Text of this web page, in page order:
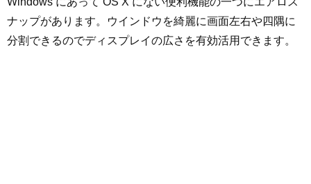
ナップがあります。ウインドウを綺麗に画面左右や四隅に
分割できるのでディスプレイの広さを有効活用できます。